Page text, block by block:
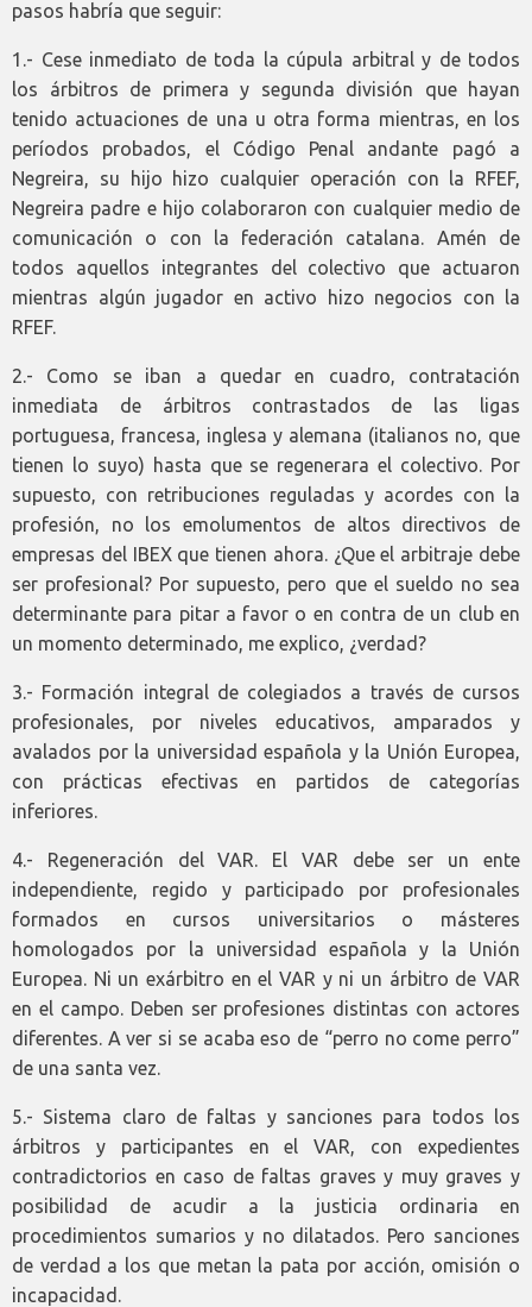
pasos habría que seguir:
1.- Cese inmediato de toda la cúpula arbitral y de todos
los árbitros de primera y segunda división que hayan
tenido actuaciones de una u otra forma mientras, en los
períodos probados, el Código Penal andante pagó a
Negreira, su hijo hizo cualquier operación con la RFEF,
Negreira padre e hijo colaboraron con cualquier medio de
comunicación o con la federación catalana. Amén de
todos aquellos integrantes del colectivo que actuaron
mientras algún jugador en activo hizo negocios con la
RFEF.
2.- Como se iban a quedar en cuadro, contratación
inmediata de árbitros contrastados de las ligas
portuguesa, francesa, inglesa y alemana (italianos no, que
tienen lo suyo) hasta que se regenerara el colectivo. Por
supuesto, con retribuciones reguladas y acordes con la
profesión, no los emolumentos de altos directivos de
empresas del IBEX que tienen ahora. ¿Que el arbitraje debe
ser profesional? Por supuesto, pero que el sueldo no sea
determinante para pitar a favor o en contra de un club en
un momento determinado, me explico, ¿verdad?
3.- Formación integral de colegiados a través de cursos
profesionales, por niveles educativos, amparados y
avalados por la universidad española y la Unión Europea,
con prácticas efectivas en partidos de categorías
inferiores.
4.- Regeneración del VAR. El VAR debe ser un ente
independiente, regido y participado por profesionales
formados en cursos universitarios o másteres
homologados por la universidad española y la Unión
Europea. Ni un exárbitro en el VAR y ni un árbitro de VAR
en el campo. Deben ser profesiones distintas con actores
diferentes. A ver si se acaba eso de “perro no come perro”
de una santa vez.
5.- Sistema claro de faltas y sanciones para todos los
árbitros y participantes en el VAR, con expedientes
contradictorios en caso de faltas graves y muy graves y
posibilidad de acudir a la justicia ordinaria en
procedimientos sumarios y no dilatados. Pero sanciones
de verdad a los que metan la pata por acción, omisión o
incapacidad.